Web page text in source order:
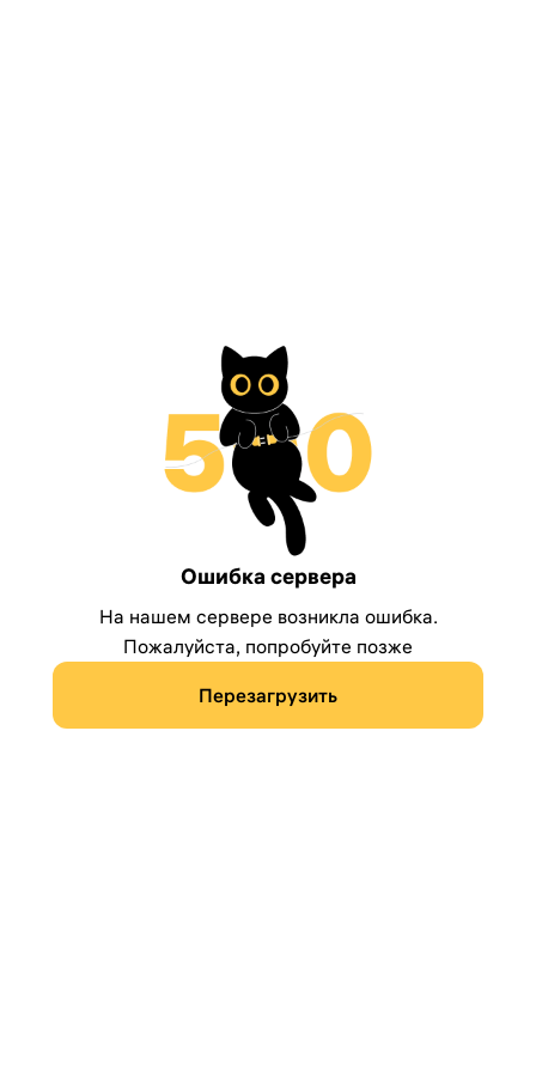
Ошибка сервера
На нашем сервере возникла ошибка.
Пожалуйста, попробуйте позже
Перезагрузить